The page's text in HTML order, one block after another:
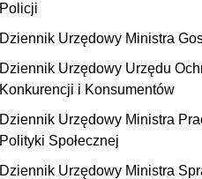
Policji
Dziennik Urzędowy Ministra
Dziennik Urzędowy Urzędu
Konkurencji i Konsumentów
Dziennik Urzędowy Ministra
Polityki Społecznej
Dziennik Urzędowy Ministra